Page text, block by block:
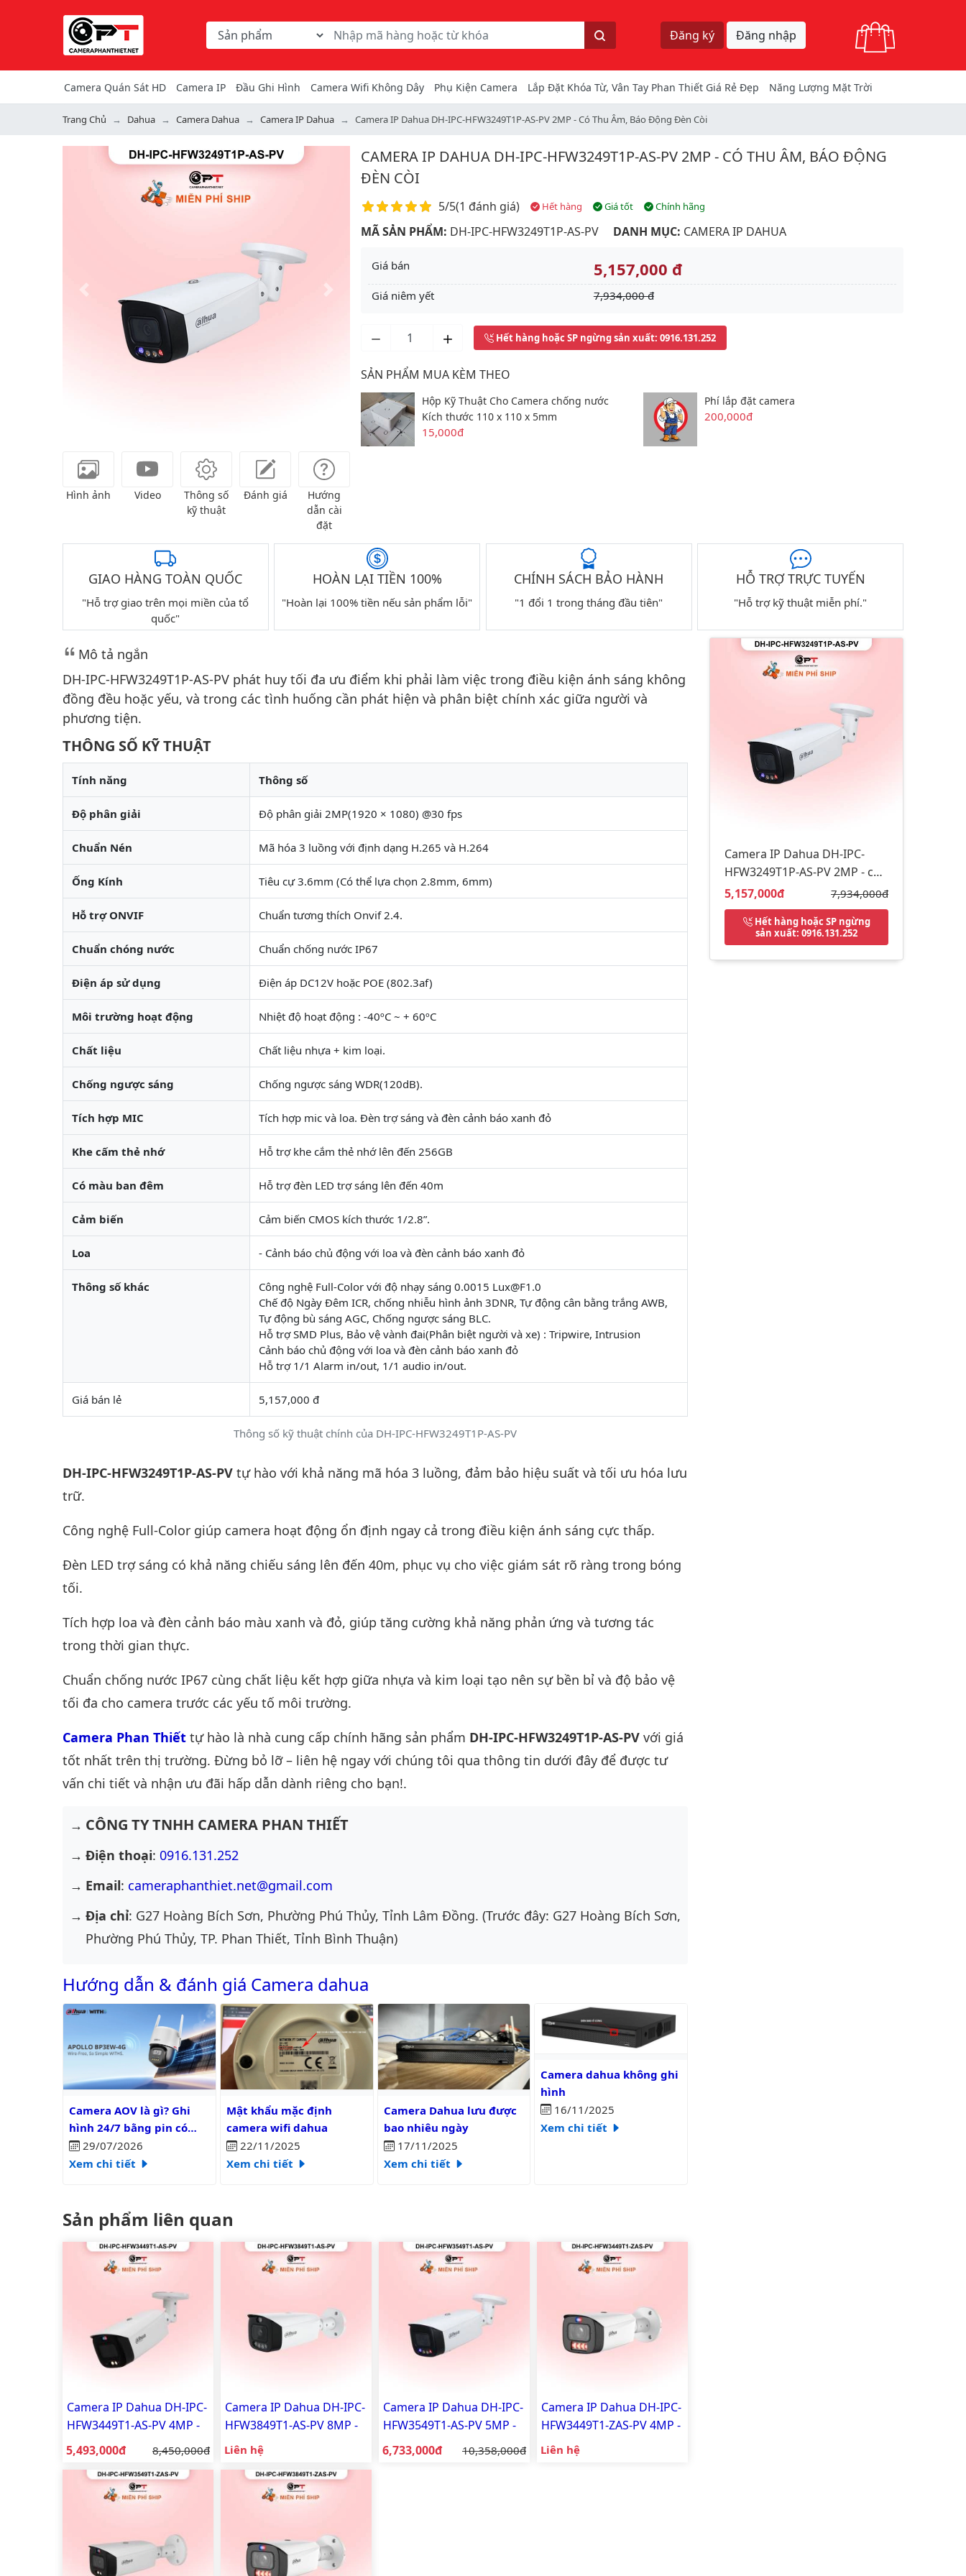
Chọn danh mục tìm kiếm
Từ khóa hoặc mã hàng
Tìm kiếm
Đăng ký Đăng nhập
Camera Quán Sát HD Camera IP Đầu Ghi Hình Camera Wifi Không Dây Phụ Kiện Camera Lắp Đặt Khóa Từ, Vân Tay Phan Thiết Giá Rẻ Đẹp Năng Lượng Mặt Trời
Trang Chủ Dahua Camera Dahua Camera IP Dahua Camera IP Dahua DH-IPC-HFW3249T1P-AS-PV 2MP - Có Thu Âm, Báo Động Đèn Còi
Previous
Hình ảnh Video
Thông số
kỹ thuật
Đánh giá
Hướng
dẫn cài
đặt
CAMERA IP DAHUA DH-IPC-HFW3249T1P-AS-PV 2MP - CÓ THU ÂM, BÁO ĐỘNG
ĐÈN CÒI
Điểm đánh giá
5/5(1 đánh giá) Hết hàng Giá tốt Chính hãng
MÃ SẢN PHẨM: DH-IPC-HFW3249T1P-AS-PV DANH MỤC: CAMERA IP DAHUA
Giá bán 5,157,000 đ
Giá niêm yết 7,934,000 đ
Hết hàng hoặc SP ngừng sản xuất: 0916.131.252
SẢN PHẨM MUA KÈM THEO
Hộp Kỹ Thuật Cho Camera chống nước
Kích thước 110 x 110 x 5mm
15,000đ
Phí lắp đặt camera
200,000đ
GIAO HÀNG TOÀN QUỐC
"Hỗ trợ giao trên mọi miền của tổ
quốc"
HOÀN LẠI TIỀN 100%
"Hoàn lại 100% tiền nếu sản phẩm lỗi"
CHÍNH SÁCH BẢO HÀNH
"1 đổi 1 trong tháng đầu tiên"
HỖ TRỢ TRỰC TUYẾN
"Hỗ trợ kỹ thuật miễn phí."
Mô tả ngắn
DH-IPC-HFW3249T1P-AS-PV phát huy tối đa ưu điểm khi phải làm việc trong điều kiện ánh sáng không
đồng đều hoặc yếu, và trong các tình huống cần phát hiện và phân biệt chính xác giữa người và
phương tiện.
THÔNG SỐ KỸ THUẬT
Thông số kỹ thuật chính của DH-IPC-HFW3249T1P-AS-PV
Tính năng Thông số
Độ phân giải Độ phân giải 2MP(1920 × 1080) @30 fps
Chuẩn Nén Mã hóa 3 luồng với định dạng H.265 và H.264
Ống Kính Tiêu cự 3.6mm (Có thể lựa chọn 2.8mm, 6mm)
Hỗ trợ ONVIF Chuẩn tương thích Onvif 2.4.
Chuẩn chóng nước Chuẩn chống nước IP67
Điện áp sử dụng Điện áp DC12V hoặc POE (802.3af)
Môi trường hoạt động Nhiệt độ hoạt động : -40ºC ~ + 60ºC
Chất liệu Chất liệu nhựa + kim loại.
Chống ngược sáng Chống ngược sáng WDR(120dB).
Tích hợp MIC Tích hợp mic và loa. Đèn trợ sáng và đèn cảnh báo xanh đỏ
Khe cấm thẻ nhớ Hỗ trợ khe cắm thẻ nhớ lên đến 256GB
Có màu ban đêm Hỗ trợ đèn LED trợ sáng lên đến 40m
Cảm biến Cảm biến CMOS kích thước 1/2.8”.
Loa - Cảnh báo chủ động với loa và đèn cảnh báo xanh đỏ
Thông số khác
Công nghệ Full-Color với độ nhạy sáng 0.0015 Lux@F1.0
Chế độ Ngày Đêm ICR, chống nhiễu hình ảnh 3DNR, Tự động cân bằng trắng AWB,
Tự động bù sáng AGC, Chống ngược sáng BLC.
Hỗ trợ SMD Plus, Bảo vệ vành đai(Phân biệt người và xe) : Tripwire, Intrusion
Cảnh báo chủ động với loa và đèn cảnh báo xanh đỏ
Hỗ trợ 1/1 Alarm in/out, 1/1 audio in/out.
Giá bán lẻ 5,157,000 đ
DH-IPC-HFW3249T1P-AS-PV tự hào với khả năng mã hóa 3 luồng, đảm bảo hiệu suất và tối ưu hóa lưu
trữ.
Công nghệ Full-Color giúp camera hoạt động ổn định ngay cả trong điều kiện ánh sáng cực thấp.
Đèn LED trợ sáng có khả năng chiếu sáng lên đến 40m, phục vụ cho việc giám sát rõ ràng trong bóng
tối.
Tích hợp loa và đèn cảnh báo màu xanh và đỏ, giúp tăng cường khả năng phản ứng và tương tác
trong thời gian thực.
Chuẩn chống nước IP67 cùng chất liệu kết hợp giữa nhựa và kim loại tạo nên sự bền bỉ và độ bảo vệ
tối đa cho camera trước các yếu tố môi trường.
Camera Phan Thiết tự hào là nhà cung cấp chính hãng sản phẩm DH-IPC-HFW3249T1P-AS-PV với giá
tốt nhất trên thị trường. Đừng bỏ lỡ – liên hệ ngay với chúng tôi qua thông tin dưới đây để được tư
vấn chi tiết và nhận ưu đãi hấp dẫn dành riêng cho bạn!.
CÔNG TY TNHH CAMERA PHAN THIẾT
Điện thoại: 0916.131.252
Email: cameraphanthiet.net@gmail.com
Địa chỉ: G27 Hoàng Bích Sơn, Phường Phú Thủy, Tỉnh Lâm Đồng. (Trước đây: G27 Hoàng Bích Sơn,
Phường Phú Thủy, TP. Phan Thiết, Tỉnh Bình Thuận)
Hướng dẫn & đánh giá Camera dahua
Camera AOV là gì? Ghi hình 24/7 bằng pin có liên tục?
Camera AOV là gì? Ghi
hình 24/7 bằng pin có
liên tục?
29/07/2026
Xem chi tiết
Mật khẩu mặc định camera wifi dahua
Mật khẩu mặc định
camera wifi dahua
22/11/2025
Xem chi tiết
Camera Dahua lưu được bao nhiêu ngày
Camera Dahua lưu được
bao nhiêu ngày
17/11/2025
Xem chi tiết
Camera dahua không ghi hình
Camera dahua không ghi
hình
16/11/2025
Xem chi tiết
Sản phẩm liên quan
Camera IP Dahua DH-IPC-
HFW3449T1-AS-PV 4MP -
có thu âm, báo động đèn
còi
Giá bán:
5,493,000đ Giá gốc:
8,450,000đ
Camera IP Dahua DH-IPC-
HFW3849T1-AS-PV 8MP -
có thu âm, báo động đèn
Liên hệ
Camera IP Dahua DH-IPC-
HFW3549T1-AS-PV 5MP -
có thu âm, báo động đèn
còi
Giá bán:
6,733,000đ Giá gốc:
10,358,000đ
Camera IP Dahua DH-IPC-
HFW3449T1-ZAS-PV 4MP -
motorized, có thu âm,
báo động đèn còi
Liên hệ
Camera IP Dahua DH-IPC-
HFW3249T1P-AS-PV 2MP - có
thu âm, báo động đèn còi
Giá bán:
5,157,000đ Giá gốc:
7,934,000đ
Hết hàng hoặc SP ngừng
sản xuất: 0916.131.252